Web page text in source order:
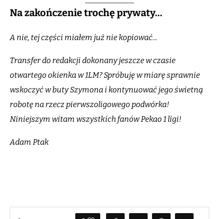
Na zakończenie trochę prywaty…
A nie, tej części miałem już nie kopiować...
Transfer do redakcji dokonany jeszcze w czasie
otwartego okienka w 1LM? Spróbuję w miarę sprawnie
wskoczyć w buty Szymona i kontynuować jego świetną
robotę na rzecz pierwszoligowego podwórka!
Niniejszym witam wszystkich fanów Pekao 1 ligi!
Adam Ptak